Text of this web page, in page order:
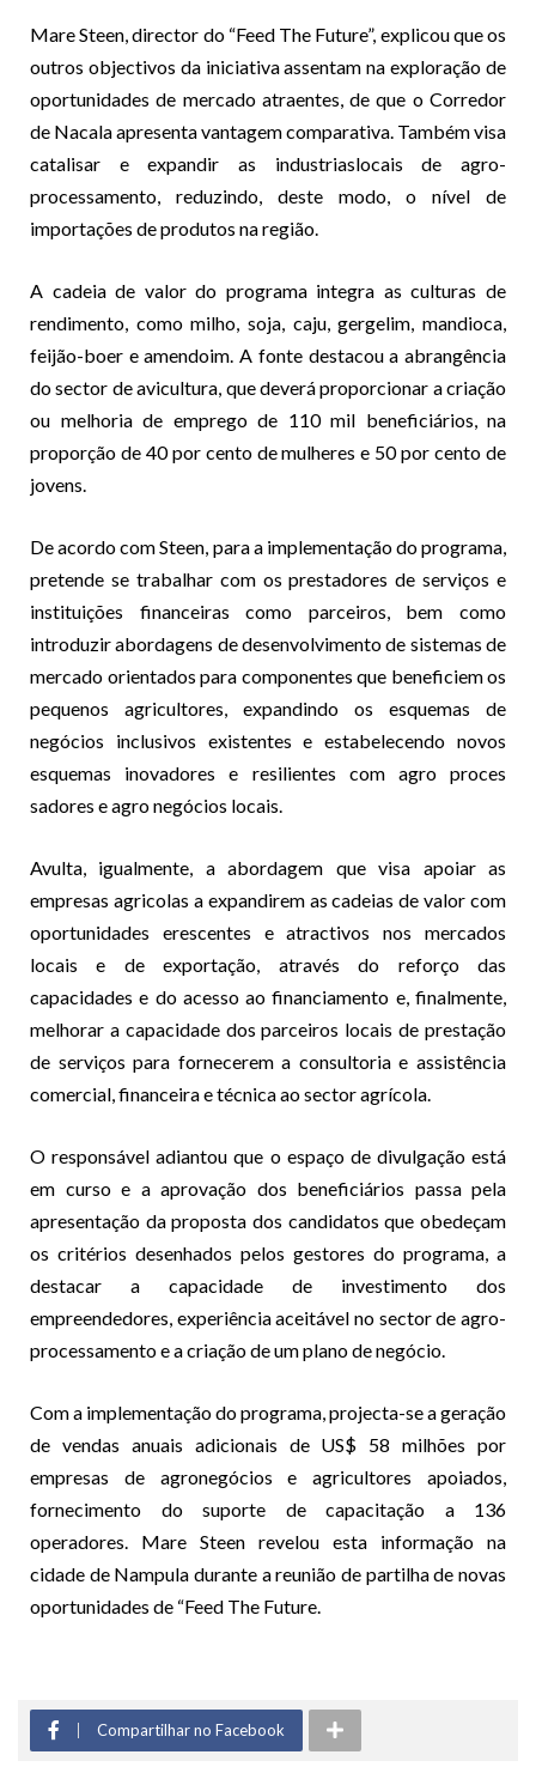
Mare Steen, director do “Feed The Future”, explicou que os
outros objectivos da iniciativa assentam na exploração de
oportunidades de mercado atraentes, de que o Corredor
de Nacala apresenta vantagem comparativa. Também visa
catalisar e expandir as industriaslocais de agro-
processamento, reduzindo, deste modo, o nível de
importações de produtos na região.
A cadeia de valor do programa integra as culturas de
rendimento, como milho, soja, caju, gergelim, mandioca,
feijão-boer e amendoim. A fonte destacou a abrangência
do sector de avicultura, que deverá proporcionar a criação
ou melhoria de emprego de 110 mil beneficiários, na
proporção de 40 por cento de mulheres e 50 por cento de
jovens.
De acordo com Steen, para a implementação do programa,
pretende se trabalhar com os prestadores de serviços e
instituições financeiras como parceiros, bem como
introduzir abordagens de desenvolvimento de sistemas de
mercado orientados para componentes que beneficiem os
pequenos agricultores, expandindo os esquemas de
negócios inclusivos existentes e estabelecendo novos
esquemas inovadores e resilientes com agro proces
sadores e agro negócios locais.
Avulta, igualmente, a abordagem que visa apoiar as
empresas agricolas a expandirem as cadeias de valor com
oportunidades erescentes e atractivos nos mercados
locais e de exportação, através do reforço das
capacidades e do acesso ao financiamento e, finalmente,
melhorar a capacidade dos parceiros locais de prestação
de serviços para fornecerem a consultoria e assistência
comercial, financeira e técnica ao sector agrícola.
O responsável adiantou que o espaço de divulgação está
em curso e a aprovação dos beneficiários passa pela
apresentação da proposta dos candidatos que obedeçam
os critérios desenhados pelos gestores do programa, a
destacar a capacidade de investimento dos
empreendedores, experiência aceitável no sector de agro-
processamento e a criação de um plano de negócio.
Com a implementação do programa, projecta-se a geração
de vendas anuais adicionais de US$ 58 milhões por
empresas de agronegócios e agricultores apoiados,
fornecimento do suporte de capacitação a 136
operadores. Mare Steen revelou esta informação na
cidade de Nampula durante a reunião de partilha de novas
oportunidades de “Feed The Future.
Compartilhar no Facebook